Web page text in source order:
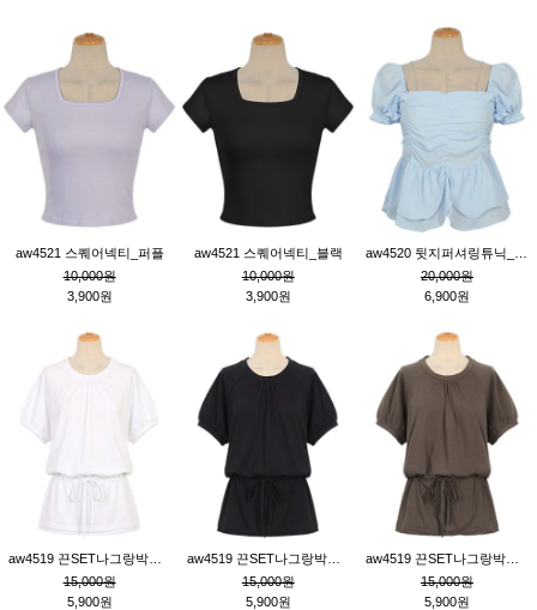
aw4521 스퀘어넥티_퍼플
10,000원
3,900원
aw4521 스퀘어넥티_블랙
10,000원
3,900원
20,000원
6,900원
15,000원
5,900원
15,000원
5,900원
15,000원
5,900원